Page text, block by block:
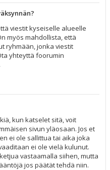
viestit kyseiselle alueelle
myös mahdollista, että
ryhmään, jonka viestit
yhteyttä foorumin
kun katselet sitä, voit
sivun yläosaan. Jos et
ei ole sallittua tai aika joka
ei ole vielä kulunut.
vastaamalla siihen, mutta
jos päätät tehdä niin.